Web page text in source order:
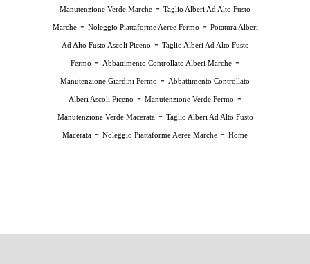
Manutenzione Verde Marche - Taglio Alberi Ad Alto Fusto
Marche- Noleggio Piattaforme Aeree Fermo - Potatura Alberi
Ad Alto Fusto Ascoli Piceno - Taglio Alberi Ad Alto Fusto
Fermo - Abbattimento Controllato Alberi Marche -
Manutenzione Giardini Fermo - Abbattimento Controllato
Alberi Ascoli Piceno - Manutenzione Verde Fermo -
Manutenzione Verde Macerata- Taglio Alberi Ad Alto Fusto
Macerata - Noleggio Piattaforme Aeree Marche - Home